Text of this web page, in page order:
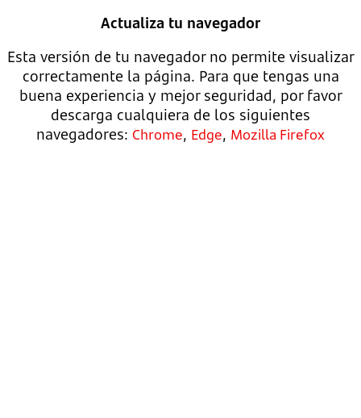
Actualiza tu navegador
Esta versión de tu navegador no permite visualizar
correctamente la página. Para que tengas una
buena experiencia y mejor seguridad, por favor
descarga cualquiera de los siguientes
navegadores: Chrome, Edge, Mozilla Firefox